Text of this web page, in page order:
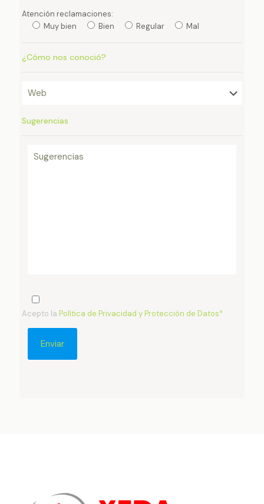
Atención reclamaciones:
Muy bien
Bien Regular Mal
¿Cómo nos conoció?
Sugerencias
Acepto la Política de Privacidad y Protección de Datos*